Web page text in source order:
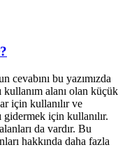
cevabını bu yazımızda
alanı olan küçük
için kullanılır ve
gidermek için kullanılır.
da vardır. Bu
hakkında daha fazla